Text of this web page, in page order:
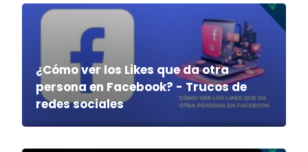
¿Cómo ver los Likes que da otra
persona en Facebook? - Trucos de
redes sociales